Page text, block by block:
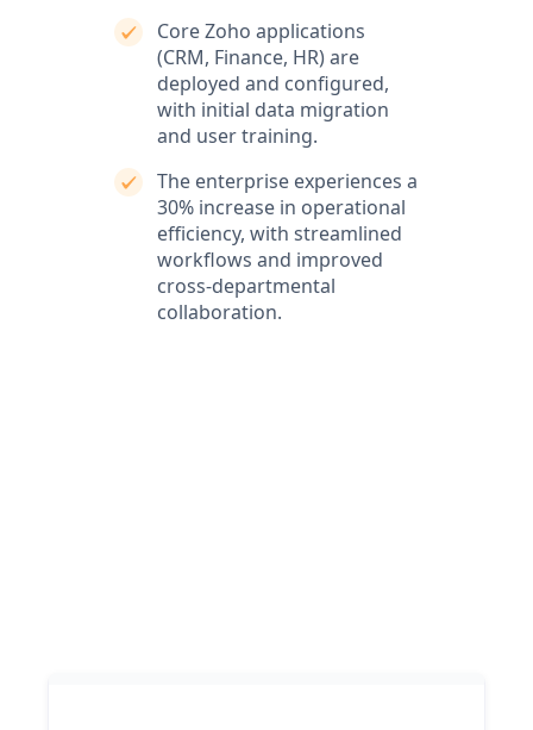
Core Zoho applications
(CRM, Finance, HR) are
deployed and configured,
with initial data migration
and user training.
The enterprise experiences a
30% increase in operational
efficiency, with streamlined
workflows and improved
cross-departmental
collaboration.